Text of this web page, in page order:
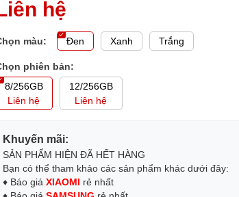
hệ
màu: Đen Xanh Trắng
phiên bản:
8/256GB
Liên hệ
12/256GB
Liên hệ
Khuyến mãi:
SẢN PHẨM HIỆN ĐÃ HẾT HÀNG
Bạn có thể tham khảo các sản phẩm khác dưới đây:
♦ Báo giá XIAOMI rẻ nhất